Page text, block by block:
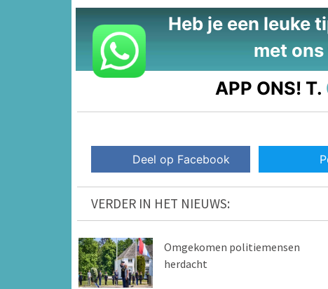
Heb je een leuke
met
APP ONS! T.
Deel op Facebook
VERDER IN HET NIEUWS:
Omgekomen politiemensen
herdacht